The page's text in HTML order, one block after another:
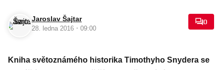
Jaroslav Šajtar
28. ledna 2016 · 09:00
0
Kniha světoznámého historika Timothyho Snydera se